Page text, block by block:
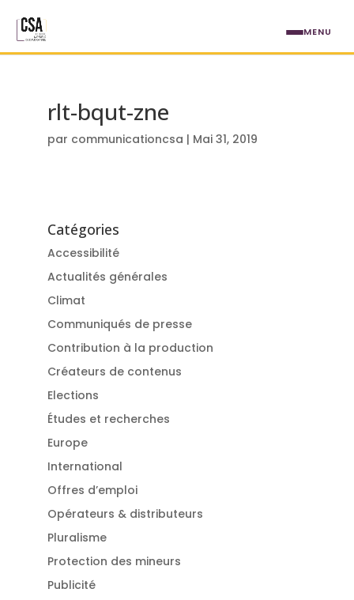
rlt-bqut-zne
par communicationcsa | Mai 31, 2019
Catégories
Accessibilité
Actualités générales
Climat
Communiqués de presse
Contribution à la production
Créateurs de contenus
Elections
Études et recherches
Europe
International
Offres d’emploi
Opérateurs & distributeurs
Pluralisme
Protection des mineurs
Publicité
MENU